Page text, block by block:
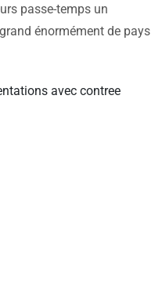
passe-temps un
énormément de pays
avec contree